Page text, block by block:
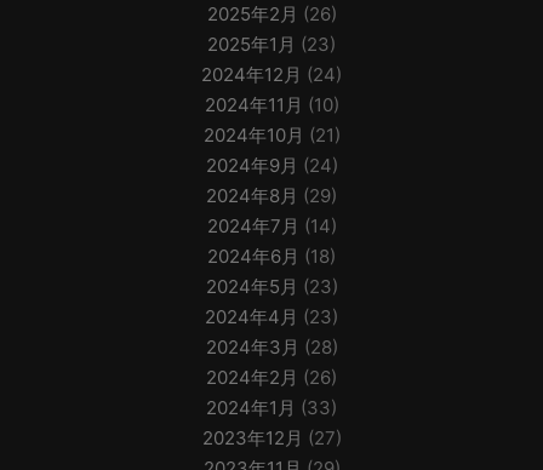
2025年2月 (26)
2025年1月 (23)
2024年12月 (24)
2024年11月 (10)
2024年10月 (21)
2024年9月 (24)
2024年8月 (29)
2024年7月 (14)
2024年6月 (18)
2024年5月 (23)
2024年4月 (23)
2024年3月 (28)
2024年2月 (26)
2024年1月 (33)
2023年12月 (27)